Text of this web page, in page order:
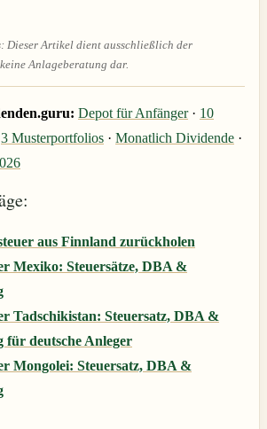
Dieser Artikel dient ausschließlich der
Anlageberatung dar.
Depot für Anfänger· 10
3 Musterportfolios · Monatlich Dividende ·
aus Finnland zurückholen
Mexiko: Steuersätze, DBA &
Tadschikistan: Steuersatz, DBA &
für deutsche Anleger
Mongolei: Steuersatz, DBA &